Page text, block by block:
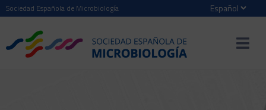
Sociedad Española de Microbiología